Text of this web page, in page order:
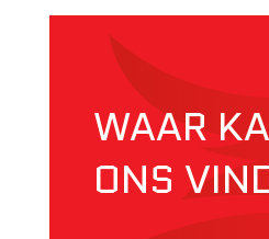
WAAR
ONS